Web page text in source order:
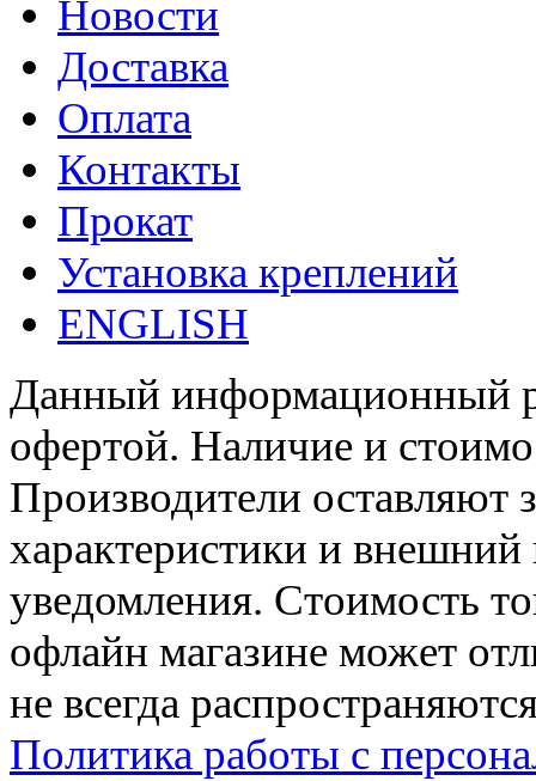
Новости
Доставка
Оплата
Контакты
Прокат
Установка креплений
ENGLISH
Данный информационный
офертой. Наличие и
Производители оставляют
характеристики и внешний
уведомления. Стоимость
офлайн магазине может
не всегда
Политика работы с